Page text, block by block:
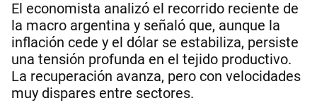
El economista analizó el recorrido reciente de
la macro argentina y señaló que, aunque la
inflación cede y el dólar se estabiliza, persiste
una tensión profunda en el tejido productivo.
La recuperación avanza, pero con velocidades
muy dispares entre sectores.